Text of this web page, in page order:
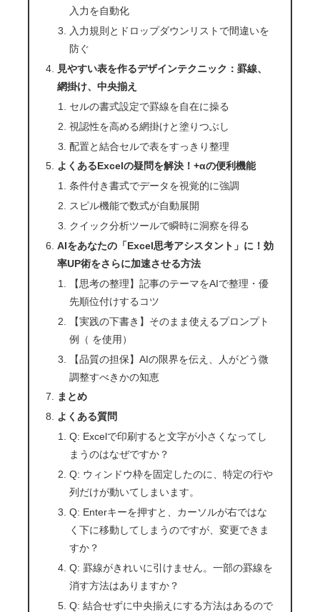
入力を自動化
入力規則とドロップダウンリストで間違いを
防ぐ
見やすい表を作るデザインテクニック：罫線、
網掛け、中央揃え
セルの書式設定で罫線を自在に操る
視認性を高める網掛けと塗りつぶし
配置と結合セルで表をすっきり整理
よくあるExcelの疑問を解決！+αの便利機能
条件付き書式でデータを視覚的に強調
スピル機能で数式が自動展開
クイック分析ツールで瞬時に洞察を得る
AIをあなたの「Excel思考アシスタント」に！効
率UP術をさらに加速させる方法
【思考の整理】記事のテーマをAIで整理・優
先順位付けするコツ
【実践の下書き】そのまま使えるプロンプト
例（ を使用）
【品質の担保】AIの限界を伝え、人がどう微
調整すべきかの知恵
まとめ
よくある質問
Q: Excelで印刷すると文字が小さくなってし
まうのはなぜですか？
Q: ウィンドウ枠を固定したのに、特定の行や
列だけが動いてしまいます。
Q: Enterキーを押すと、カーソルが右ではな
く下に移動してしまうのですが、変更できま
すか？
Q: 罫線がきれいに引けません。一部の罫線を
消す方法はありますか？
Q: 結合せずに中央揃えにする方法はあるので